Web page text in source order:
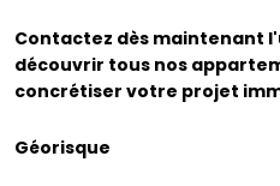
Contactez dès maintenant
découvrir tous nos
concrétiser votre projet
Géorisque